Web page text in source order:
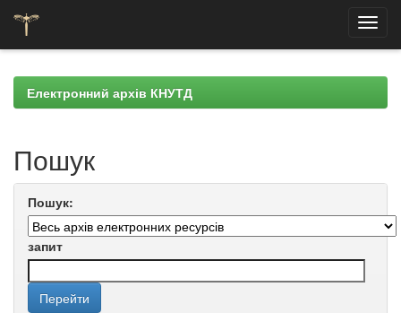
navigationЕлектронний архів КНУТД
Пошук
Пошук:
запит